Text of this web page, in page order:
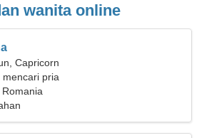
wanita online
Capricorn
mencari pria
Romania